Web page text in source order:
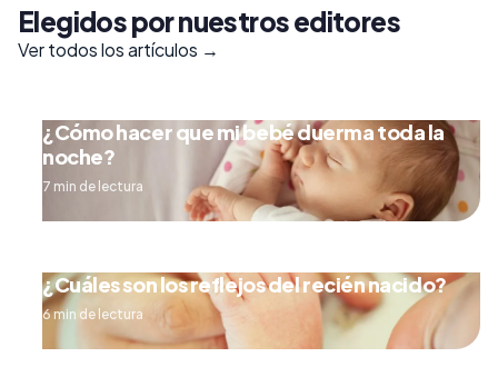
Elegidos por nuestros editores
Ver todos los artículos →
¿Cómo hacer que mi bebé duerma toda la
noche?
7 min de lectura
¿Cuáles son los reflejos del recién nacido?
6 min de lectura